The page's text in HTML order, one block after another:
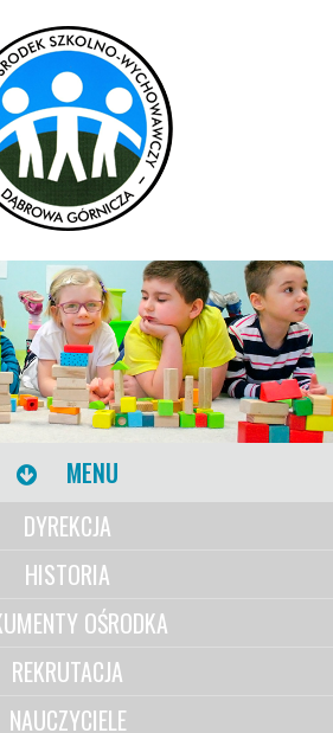
MENU
DYREKCJA
HISTORIA
OŚRODKA
REKRUTACJA
NAUCZYCIELE